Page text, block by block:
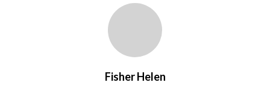
Fisher Helen